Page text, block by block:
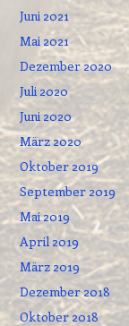
Juni 2021
Mai 2021
Dezember 2020
Juli 2020
Juni 2020
März 2020
Oktober 2019
September 2019
Mai 2019
April 2019
März 2019
Dezember 2018
Oktober 2018